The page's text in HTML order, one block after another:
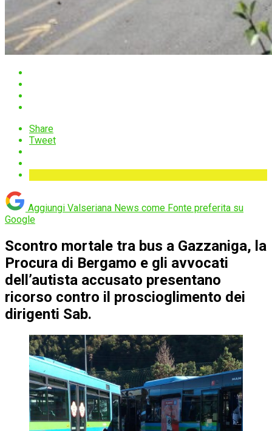
Share
Tweet
Aggiungi Valseriana News come Fonte preferita su
Google
Scontro mortale tra bus a Gazzaniga, la
Procura di Bergamo e gli avvocati
dell’autista accusato presentano
ricorso contro il proscioglimento dei
dirigenti Sab.